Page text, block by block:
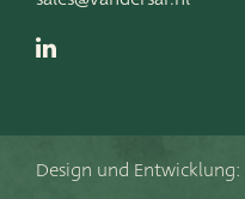
Design und Entwicklung: